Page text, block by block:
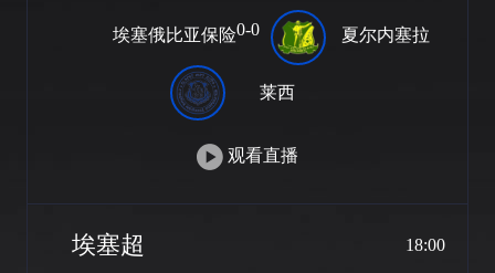
埃塞俄比亚保险0-0 夏尔内塞拉
莱西
观看直播
埃塞超 18:00